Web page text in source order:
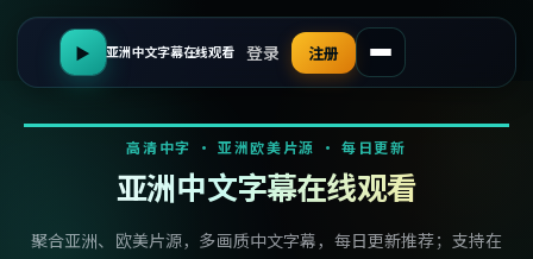
▶ 亚洲中文字幕在线观看 登录 注册
高清中字 · 亚洲欧美片源 · 每日更新
亚洲中文字幕在线观看
聚合亚洲、欧美片源，多画质中文字幕，每日更新推荐；支持在